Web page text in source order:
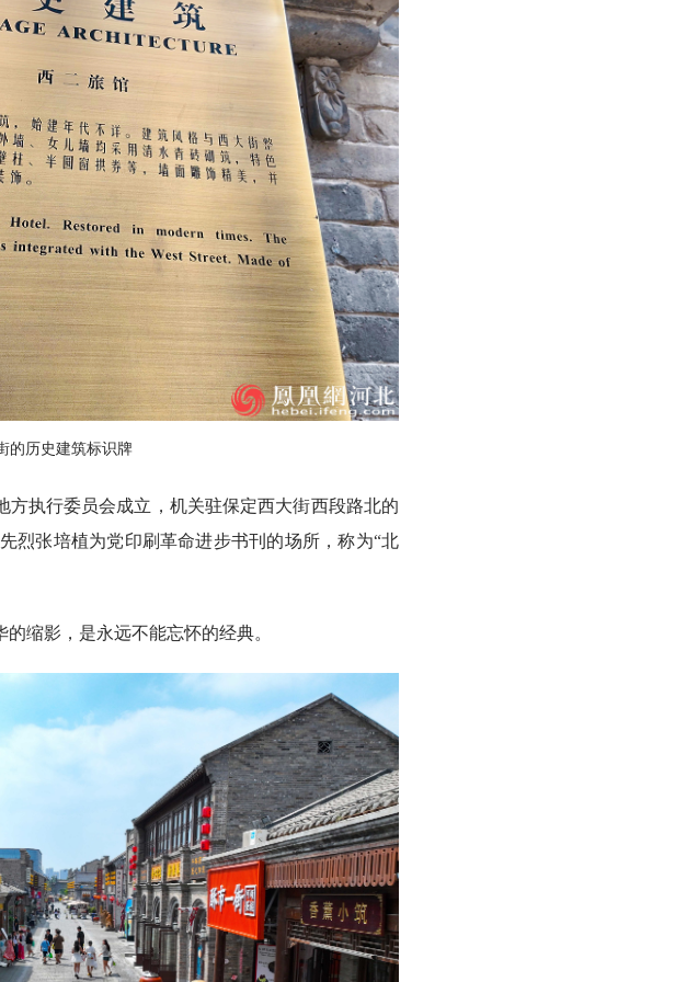
的历史建筑标识牌
方执行委员会成立，机关驻保定西大街西段路北的
烈张培植为党印刷革命进步书刊的场所，称为“北
缩影，是永远不能忘怀的经典。